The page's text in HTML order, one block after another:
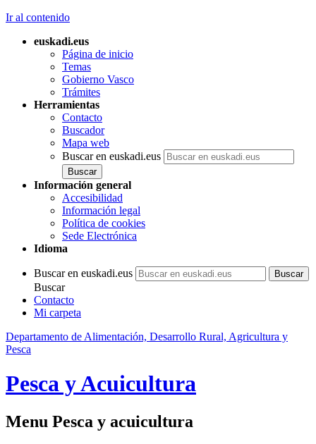
Ir al contenido
euskadi.eus
Página de inicio
Temas
Gobierno Vasco
Trámites
Herramientas
Contacto
Buscador
Mapa web
Buscar en euskadi.eus
Información general
Accesibilidad
Información legal
Política de cookies
Sede Electrónica
Idioma
Buscar en euskadi.eus
Buscar
Contacto
Mi carpeta
Departamento de Alimentación, Desarrollo Rural, Agricultura y
Pesca
Pesca y Acuicultura
Menu Pesca y acuicultura